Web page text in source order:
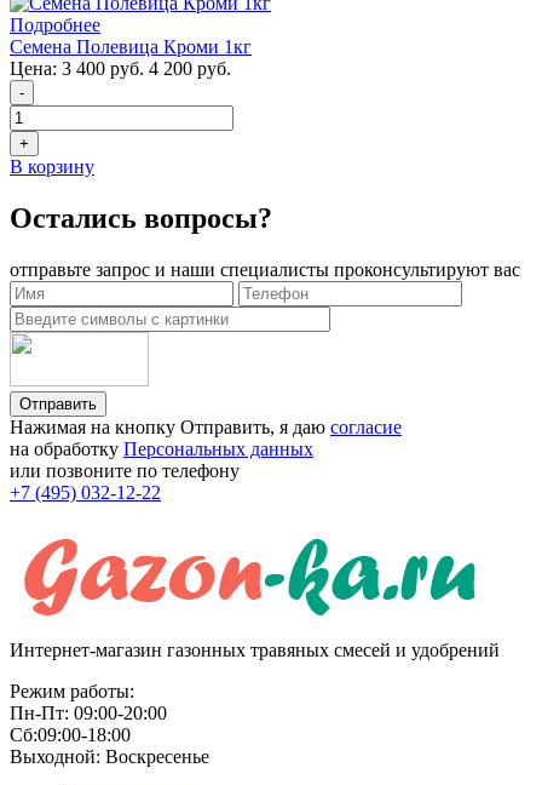
Подробнее
Семена Полевица Кроми 1кг
Цена: 3 400 руб. 4 200 руб.
-
+
В корзину
Остались вопросы?
отправьте запрос и наши специалисты проконсультируют вас
Отправить
Нажимая на кнопку Отправить, я даю согласие
на обработку Персональных данных
или позвоните по телефону
+7 (495) 032-12-22
Интернет-магазин газонных травяных смесей и удобрений
Режим работы:
Пн-Пт: 09:00-20:00
Сб:09:00-18:00
Выходной: Воскресенье